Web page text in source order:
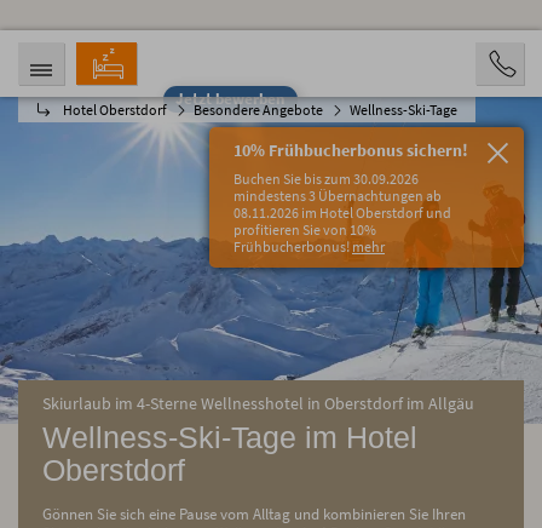
Jetzt bewerben
Hotel Oberstdorf Besondere Angebote Wellness-Ski-Tage
10% Frühbucherbonus sichern!
Buchen Sie bis zum 30.09.2026
mindestens 3 Übernachtungen ab
08.11.2026 im Hotel Oberstdorf und
profitieren Sie von 10%
Frühbucherbonus! mehr
ANREISE ABREISE
13.08.2026
BUCHEN
Skiurlaub im 4-Sterne Wellnesshotel in Oberstdorf im Allgäu
Wellness-Ski-Tage im Hotel
Oberstdorf
Gönnen Sie sich eine Pause vom Alltag und kombinieren Sie Ihren